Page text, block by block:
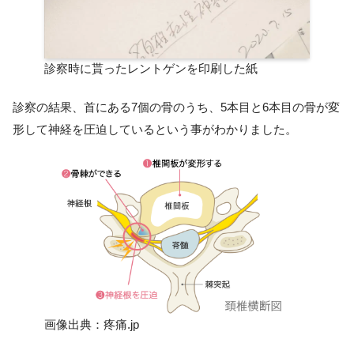
診察時に貰ったレントゲンを印刷した紙
診察の結果、首にある7個の骨のうち、5本目と6本目の骨が変
形して神経を圧迫しているという事がわかりました。
画像出典：疼痛.jp